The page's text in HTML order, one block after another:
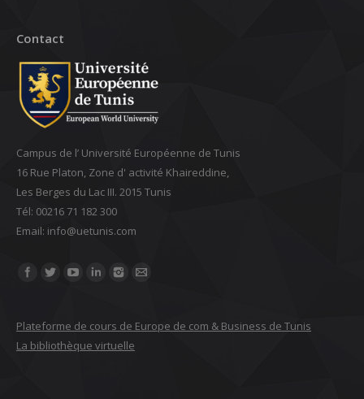
Contact
Campus de l’ Université Européenne de Tunis
16 Rue Platon, Zone d' activité Khaireddine,
Les Berges du Lac III. 2015 Tunis
Tél: 00216 71 182 300
Email: ‎info@uetunis.com
Find us on:
Plateforme de cours de Europe de com & Business de Tunis
La bibliothèque virtuelle